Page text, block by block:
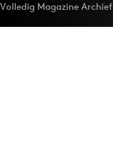
Volledig Magazine Archief